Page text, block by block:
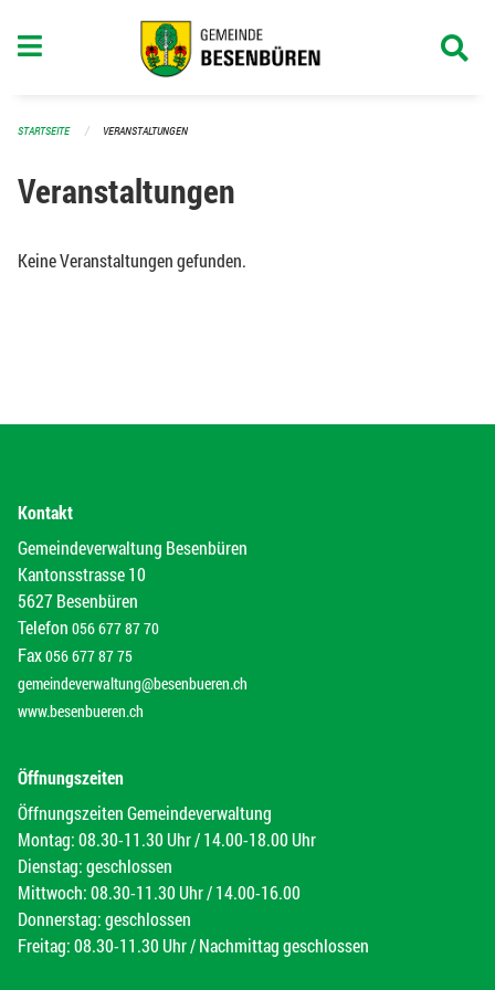
STARTSEITE VERANSTALTUNGEN
Veranstaltungen
Keine Veranstaltungen gefunden.
Kontakt
Gemeindeverwaltung Besenbüren
Kantonsstrasse 10
5627 Besenbüren
Telefon 056 677 87 70
Fax056 677 87 75
gemeindeverwaltung@besenbueren.ch
www.besenbueren.ch
Öffnungszeiten
Öffnungszeiten Gemeindeverwaltung
Montag: 08.30-11.30 Uhr / 14.00-18.00 Uhr
Dienstag: geschlossen
Mittwoch: 08.30-11.30 Uhr / 14.00-16.00
Donnerstag: geschlossen
Freitag: 08.30-11.30 Uhr / Nachmittag geschlossen